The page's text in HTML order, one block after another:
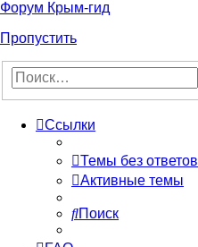
Форум Крым-гид
Пропустить
Ссылки
Темы без ответов
Активные темы
Поиск